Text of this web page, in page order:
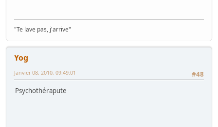
"Te lave pas, j'arrive"
Yog
#48
Janvier 08, 2010, 09:49:01
Psychothérapute